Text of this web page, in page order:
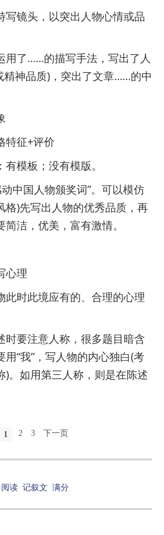
镜头，以突出人物心情或品
了……的描写手法，写出了人
神品质)，突出了文章……的中
征+评价
模板；没有模版。
中国人物颁奖词”。可以模仿
格)先写出人物的优秀品质，再
洁，优美，富有激情。
理
时此境应有的、合理的心理
要注意人称，很多题目暗含
“我”，写人物的内心独白(考
)。如用第三人称，则是在陈述
1 2 3 下一页
阅读 记叙文 满分